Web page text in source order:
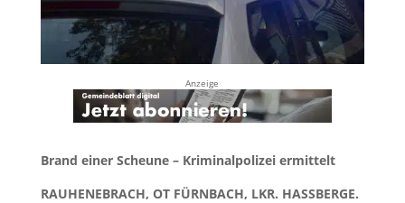
Anzeige
Brand einer Scheune – Kriminalpolizei ermittelt
RAUHENEBRACH, OT FÜRNBACH, LKR. HASSBERGE.